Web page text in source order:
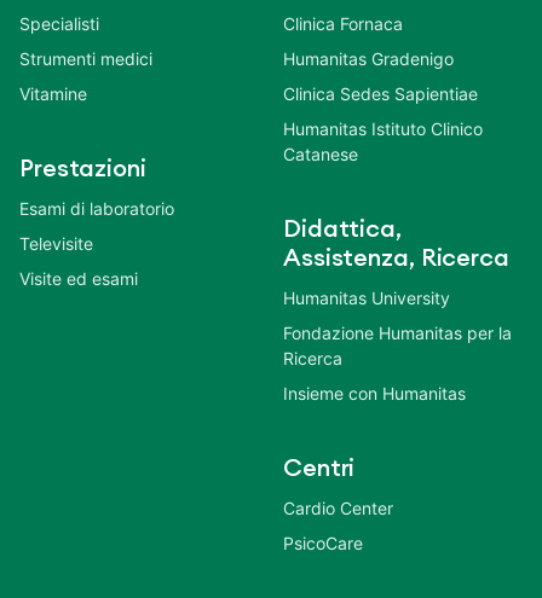
Specialisti
Strumenti medici
Vitamine
Prestazioni
Esami di laboratorio
Televisite
Visite ed esami
Clinica Fornaca
Humanitas Gradenigo
Clinica Sedes Sapientiae
Humanitas Istituto Clinico
Catanese
Didattica,
Assistenza, Ricerca
Humanitas University
Fondazione Humanitas per la
Ricerca
Insieme con Humanitas
Centri
Cardio Center
PsicoCare